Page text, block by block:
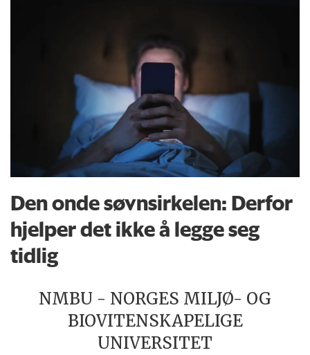
Den onde søvnsirkelen: Derfor
hjelper det ikke å legge seg
tidlig
NMBU - NORGES MILJØ- OG
BIOVITENSKAPELIGE
UNIVERSITET